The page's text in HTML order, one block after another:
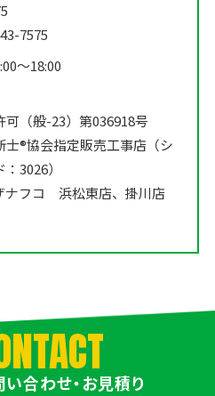
7575
〜18:00
可（般-23）第036918号
士®️協会指定販売工事店（シ
3026）
ナフコ 浜松東店、掛川店
い合わせ・お見積り